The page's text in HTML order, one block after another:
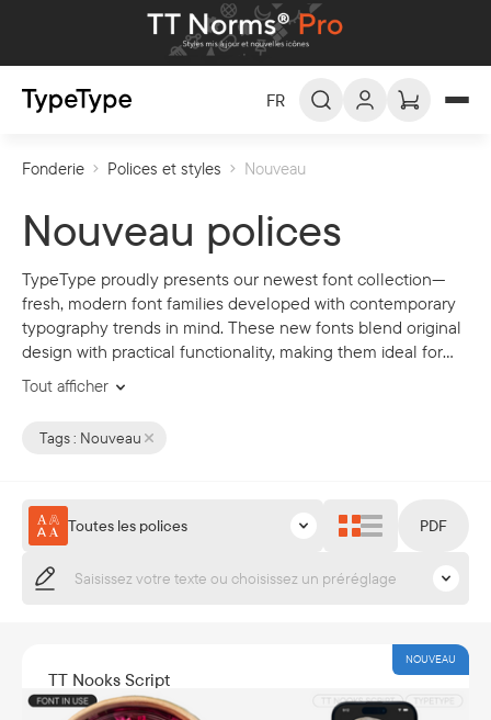
FR
FR -Français
DE - Deutsch
ES - Español
AR -العربية
Fonderie Polices et styles Nouveau
Nouveau polices
TypeType proudly presents our newest font collection—
fresh, modern font families developed with contemporary
typography trends in mind. These new fonts blend original
design with practical functionality, making them ideal for
digital projects, branding initiatives, and print materials.
Updating our TypeType library continually provides fresh
Tout afficher
Tags : Nouveau
Toutes les polices PDF
NOUVEAU
TT Nooks Script